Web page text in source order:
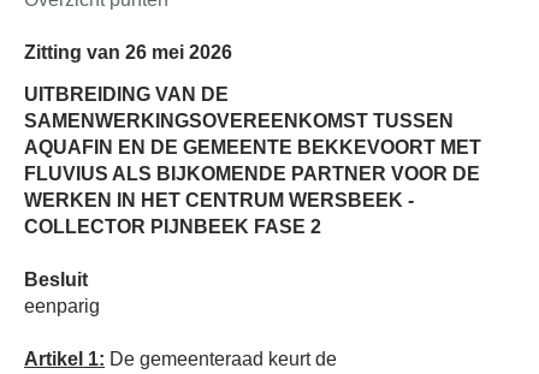
Zitting van 26 mei 2026
UITBREIDING VAN DE
SAMENWERKINGSOVEREENKOMST TUSSEN
AQUAFIN EN DE GEMEENTE BEKKEVOORT MET
FLUVIUS ALS BIJKOMENDE PARTNER VOOR DE
WERKEN IN HET CENTRUM WERSBEEK -
COLLECTOR PIJNBEEK FASE 2
Besluit
eenparig
Artikel 1: De gemeenteraad keurt de